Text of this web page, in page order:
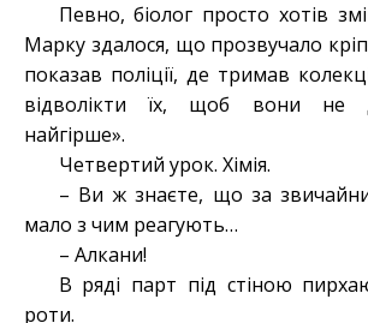
Певно, біолог просто хотів
Марку здалося, що прозвучало
показав поліції, де тримав
відволікти їх, щоб вони не
найгірше».
Четвертий урок. Хімія.
– Ви ж знаєте, що за
мало з чим реагують…
– Алкани!
В ряді парт під стіною
роти.